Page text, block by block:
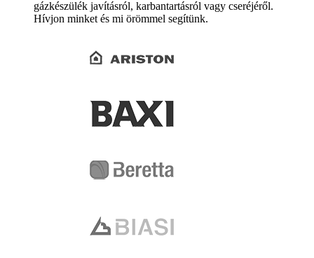
gázkészülék javításról, karbantartásról vagy cseréjéről.
Hívjon minket és mi örömmel segítünk.